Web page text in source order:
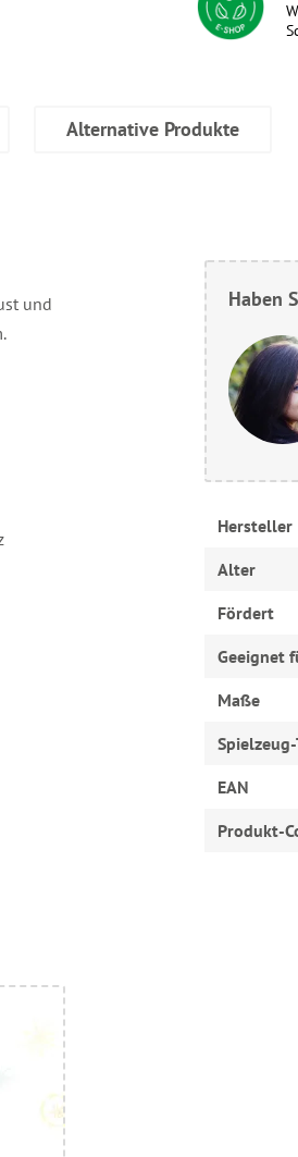
Alternative Produkte
und
Haben
Hersteller
Alter
Fördert
Geeignet
Maße
Spielzeug-
EAN
Produkt-